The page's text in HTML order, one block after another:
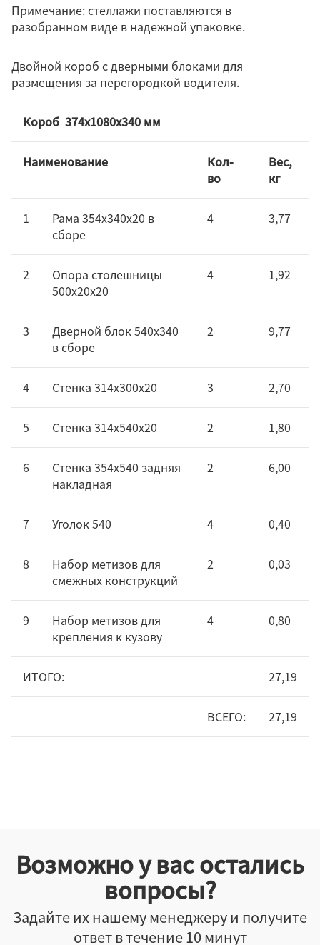
Примечание: стеллажи поставляются в
разобранном виде в надежной упаковке.
Двойной короб с дверными блоками для
размещения за перегородкой водителя.
Короб 374х1080х340 мм
Наименование
Кол-
во
Вес,
кг
1
Рама 354х340х20 в
сборе
4 3,77
2
Опора столешницы
500х20х20
4 1,92
3
Дверной блок 540х340
в сборе
2 9,77
4 Стенка 314х300х20 3 2,70
5 Стенка 314х540х20 2 1,80
6
Стенка 354х540 задняя
накладная
2 6,00
7 Уголок 540 4 0,40
8
Набор метизов для
смежных конструкций
2 0,03
9
Набор метизов для
крепления к кузову
4 0,80
ИТОГО: 27,19
ВСЕГО: 27,19
Возможно у вас остались
вопросы?
Задайте их нашему менеджеру и получите
ответ в течение 10 минут